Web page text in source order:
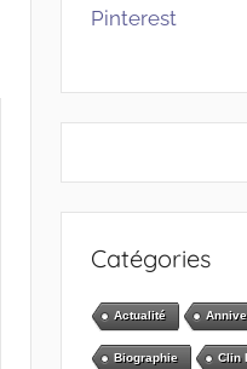
Pinterest
Catégories
Actualité
Biographie Clin